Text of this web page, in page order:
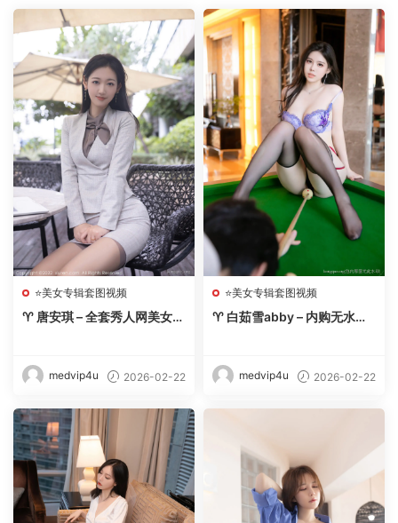
⭐美女专辑套图视频
♈ 唐安琪 – 全套秀人网美女写
medvip4u 2026-02-22
⭐美女专辑套图视频
♈ 白茹雪abby – 内购无水印
medvip4u 2026-02-22